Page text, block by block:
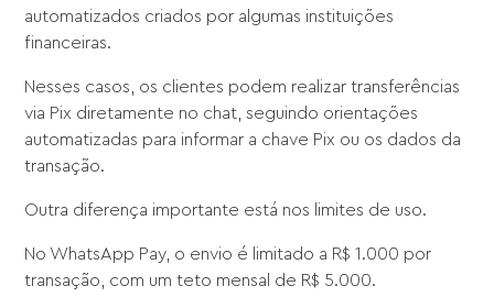
automatizados criados por algumas instituições
financeiras.
Nesses casos, os clientes podem realizar transferências
via Pix diretamente no chat, seguindo orientações
automatizadas para informar a chave Pix ou os dados da
transação.
Outra diferença importante está nos limites de uso.
No WhatsApp Pay, o envio é limitado a R$ 1.000 por
transação, com um teto mensal de R$ 5.000.